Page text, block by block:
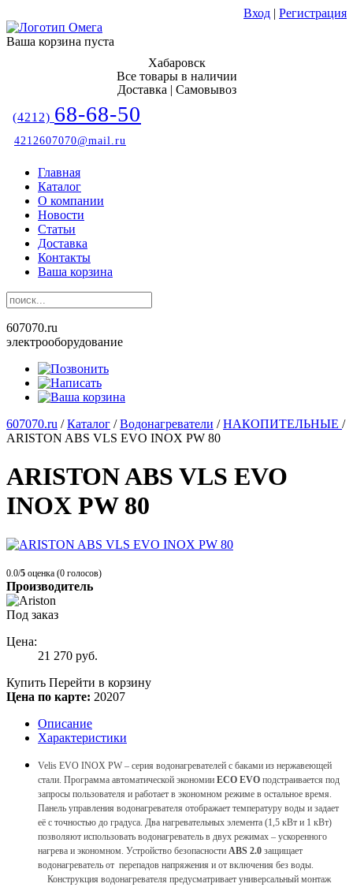
Вход | Регистрация
Ваша корзина пуста
Хабаровск
Все товары в наличии
Доставка | Самовывоз
(4212) 68-68-50
4212607070@mail.ru
Главная
Каталог
О компании
Новости
Статьи
Доставка
Контакты
Ваша корзина
607070.ru
электрооборудование
607070.ru /Каталог /Водонагреватели /НАКОПИТЕЛЬНЫЕ /
ARISTON ABS VLS EVO INOX PW 80
ARISTON ABS VLS EVO
INOX PW 80
0.0/5 оценка (0 голосов)
Производитель
Под заказ
Цена:
21 270 руб.
Купить Перейти в корзину
Цена по карте: 20207
Описание
Характеристики
Velis EVO INOX PW – серия водонагревателей с баками из нержавеющей
стали. Программа автоматической экономии ECO EVO подстраивается под
запросы пользователя и работает в экономном режиме в остальное время.
Панель управления водонагревателя отображает температуру воды и задает
её с точностью до градуса. Два нагревательных элемента (1,5 кВт и 1 кВт)
позволяют использовать водонагреватель в двух режимах – ускоренного
нагрева и экономном. Устройство безопасности ABS 2.0 защищает
водонагреватель от перепадов напряжения и от включения без воды.
Конструкция водонагревателя предусматривает универсальный монтаж